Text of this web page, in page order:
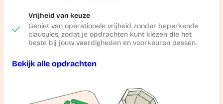
Vrijheid van keuze
Geniet van operationele vrijheid zonder beperkende
clausules, zodat je opdrachten kunt kiezen die het
beste bij jouw vaardigheden en voorkeuren passen.
Bekijk alle opdrachten